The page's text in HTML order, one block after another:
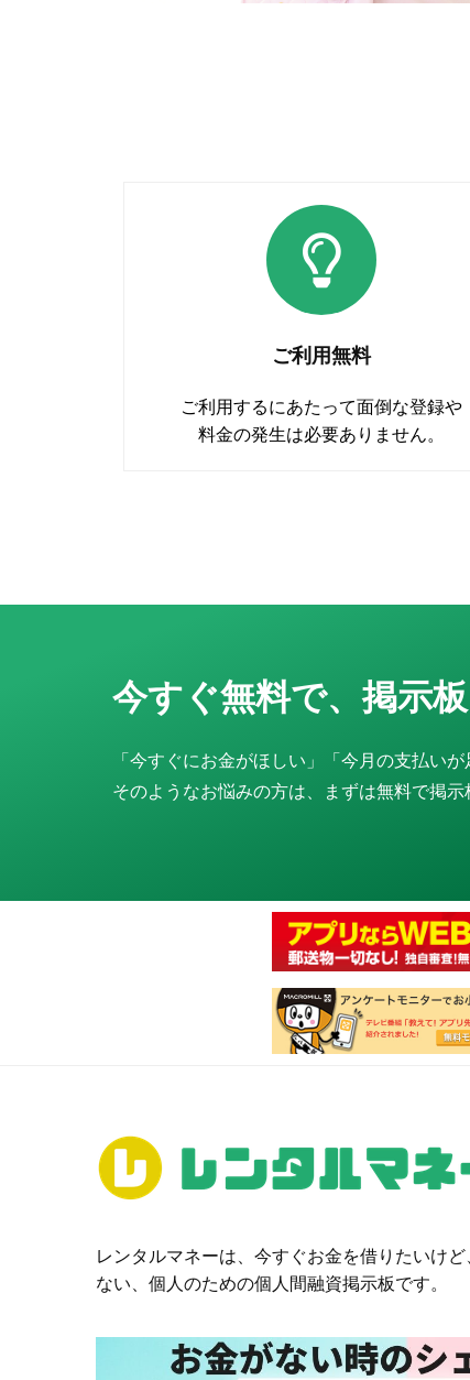
ご利用無料
ご利用するにあたって面倒な登録や
料金の発生は必要ありません。
今すぐ無料で、掲示
「今すぐにお金がほしい」「今月の支払いが
そのようなお悩みの方は、まずは無料で掲示
レンタルマネーは、今すぐお金を借りたいけ
ない、個人のための個人間融資掲示板です。